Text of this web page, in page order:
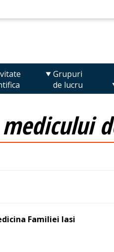
Grupuri
de lucru
Familiei Iasi